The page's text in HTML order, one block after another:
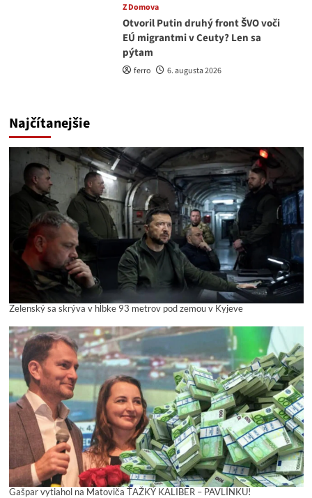
Z Domova
Otvoril Putin druhý front ŠVO voči
EÚ migrantmi v Ceuty? Len sa
pýtam
ferro 6. augusta 2026
Najčítanejšie
Zelenský sa skrýva v hĺbke 93 metrov pod zemou v Kyjeve
Gašpar vytiahol na Matoviča ŤAŽKÝ KALIBER – PAVLÍNKU!